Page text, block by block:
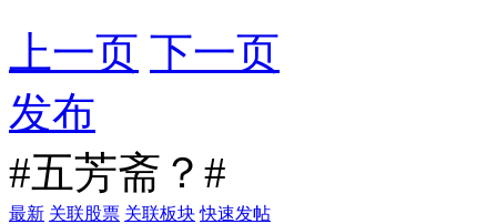
上一页 下一页
发布
#五芳斋？#
最新 关联股票 关联板块 快速发帖